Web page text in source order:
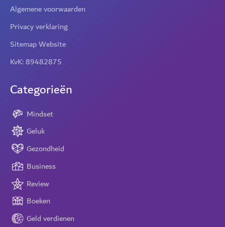
Algemene voorwaarden
Privacy verklaring
Sitemap Website
KvK: 89482875
Categorieën
Mindset
Geluk
Gezondheid
Business
Review
Boeken
Geld verdienen